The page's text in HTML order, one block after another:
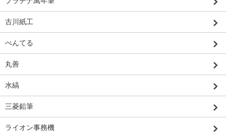
古川紙工
ぺんてる
丸善
水縞
三菱鉛筆
ライオン事務機